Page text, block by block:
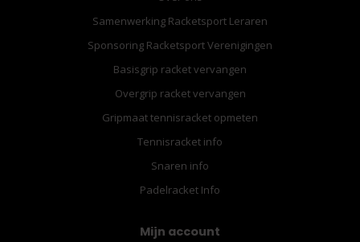
Samenwerking Racketsport Leraren
Sponsoring Racketsport Verenigingen
Basisgrip racket vervangen
Overgrip racket vervangen
Gripmaat tennisracket opmeten
Tennisracket info
Snaren info
Padelracket Info
Mijn account